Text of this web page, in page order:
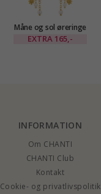
Måne og sol øreringe
i forgyldt messing -
EXTRA 165,-
INFORMATION
Om CHANTI
CHANTI Club
Kontakt
Cookie- og privatlivspolitik